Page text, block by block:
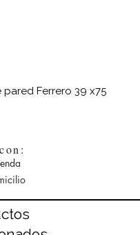
pared Ferrero 39 x75
con: